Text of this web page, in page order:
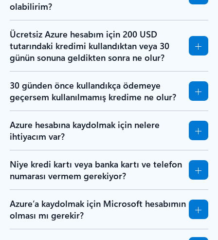
olabilirim?
Ücretsiz Azure hesabım için 200 USD
tutarındaki kredimi kullandıktan veya 30
günün sonuna geldikten sonra ne olur?
30 günden önce kullandıkça ödemeye
geçersem kullanılmamış kredime ne olur?
Azure hesabına kaydolmak için nelere
ihtiyacım var?
Niye kredi kartı veya banka kartı ve telefon
numarası vermem gerekiyor?
Azure’a kaydolmak için Microsoft hesabımın
olması mı gerekir?